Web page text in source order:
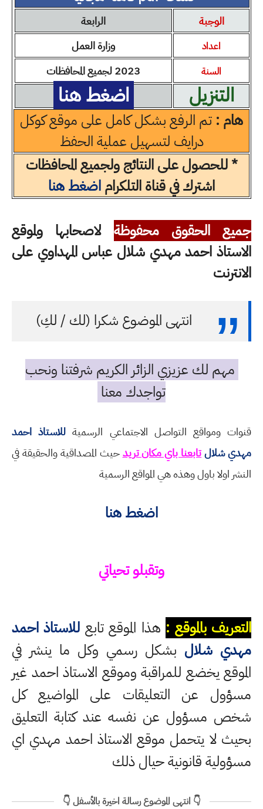
الوجبة الرابعة
اعداد وزارة العمل
السنة 2023 لجميع المحافظات
التنزيل اضغط هنا
هام : تم الرفع بشكل كامل على موقع كوكل
درايف لتسهيل عملية الحفظ
* للحصول على النتائج ولجميع المحافظات
اشترك في قناة التلكراماضغط هنا
جميع الحقوق محفوظة لاصحابها ولموقع
الاستاذ احمد مهدي شلال عباس المهداوي على
الانترنت
انتهى الموضوع شكرا (لك / لكِ)
مهم لك عزيزي الزائر الكريم شرفتنا ونحب
تواجدك معنا
قنوات ومواقع التواصل الاجتماعي الرسمية للاستاذ احمد
مهدي شلالتابعنا باي مكان تريدحيث المصداقية والحقيقة في
النشر اولا باول وهذه هي المواقع الرسمية
اضغط هنا
وتقبلو تحياتي
التعريف بالموقع : هذا الموقع تابع للاستاذ احمد
مهدي شلال بشكل رسمي وكل ما ينشر في
الموقع يخضع للمراقبة وموقع الاستاذ احمد غير
مسؤول عن التعليقات على المواضيع كل
شخص مسؤول عن نفسه عند كتابة التعليق
بحيث لا يتحمل موقع الاستاذ احمد مهدي اي
مسؤولية قانونية حيال ذلك
👇 انتهى الموضوع رسالة اخيرة بالأسفل 👇